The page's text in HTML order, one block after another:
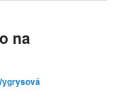
na